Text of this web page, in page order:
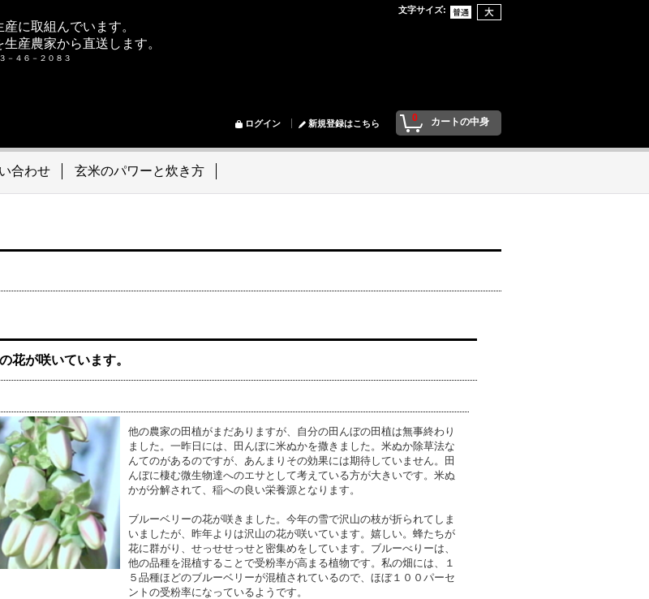
に取組んでいます。
産農家から直送します。
－４６－２０８３
文字サイズ:
0 カートの中身
ログイン 新規登録はこちら
合わせ 玄米のパワーと炊き方
花が咲いています。
他の農家の田植がまだありますが、自分の田んぼの田植は無事終わり
ました。一昨日には、田んぼに米ぬかを撒きました。米ぬか除草法な
んてのがあるのですが、あんまりその効果には期待していません。田
んぼに棲む微生物達へのエサとして考えている方が大きいです。米ぬ
かが分解されて、稲への良い栄養源となります。
ブルーベリーの花が咲きました。今年の雪で沢山の枝が折られてしま
いましたが、昨年よりは沢山の花が咲いています。嬉しい。蜂たちが
花に群がり、せっせせっせと密集めをしています。ブルーべりーは、
他の品種を混植することで受粉率が高まる植物です。私の畑には、１
５品種ほどのブルーベリーが混植されているので、ほぼ１００パーセ
ントの受粉率になっているようです。